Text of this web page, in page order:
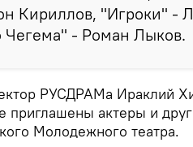
Кириллов, "Игроки" -
Чегема" - Роман Лыков.
РУСДРАМа Ираклий
приглашены актеры и
Молодежного театра.